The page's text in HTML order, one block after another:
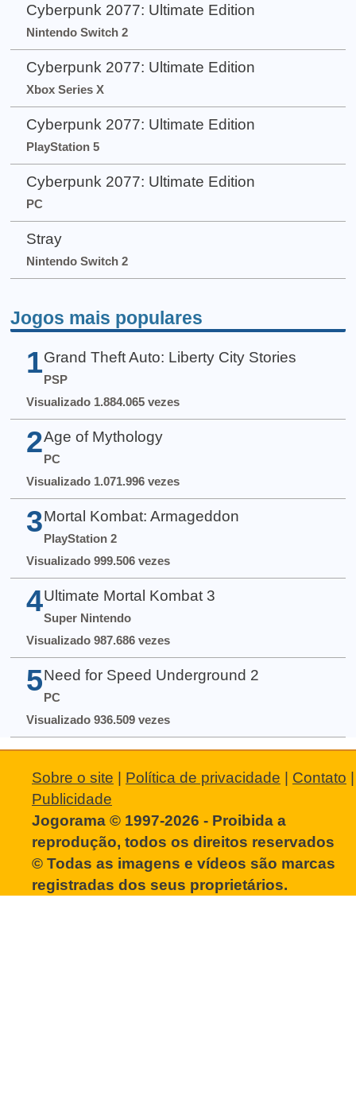
Cyberpunk 2077: Ultimate Edition
Nintendo Switch 2
Cyberpunk 2077: Ultimate Edition
Xbox Series X
Cyberpunk 2077: Ultimate Edition
PlayStation 5
Cyberpunk 2077: Ultimate Edition
PC
Stray
Nintendo Switch 2
Jogos mais populares
1 Grand Theft Auto: Liberty City Stories
PSP
Visualizado 1.884.065 vezes
2 Age of Mythology
PC
Visualizado 1.071.996 vezes
3 Mortal Kombat: Armageddon
PlayStation 2
Visualizado 999.506 vezes
4 Ultimate Mortal Kombat 3
Super Nintendo
Visualizado 987.686 vezes
5 Need for Speed Underground 2
PC
Visualizado 936.509 vezes
Sobre o site | Política de privacidade | Contato |
Publicidade
Jogorama © 1997-2026 - Proibida a
reprodução, todos os direitos reservados
© Todas as imagens e vídeos são marcas
registradas dos seus proprietários.